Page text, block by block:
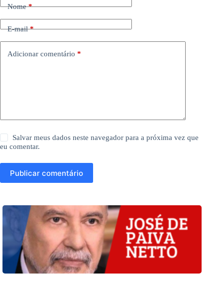
Nome*
E-mail*
Adicionar comentário *
Salvar meus dados neste navegador para a próxima vez que
eu comentar.
Publicar comentário